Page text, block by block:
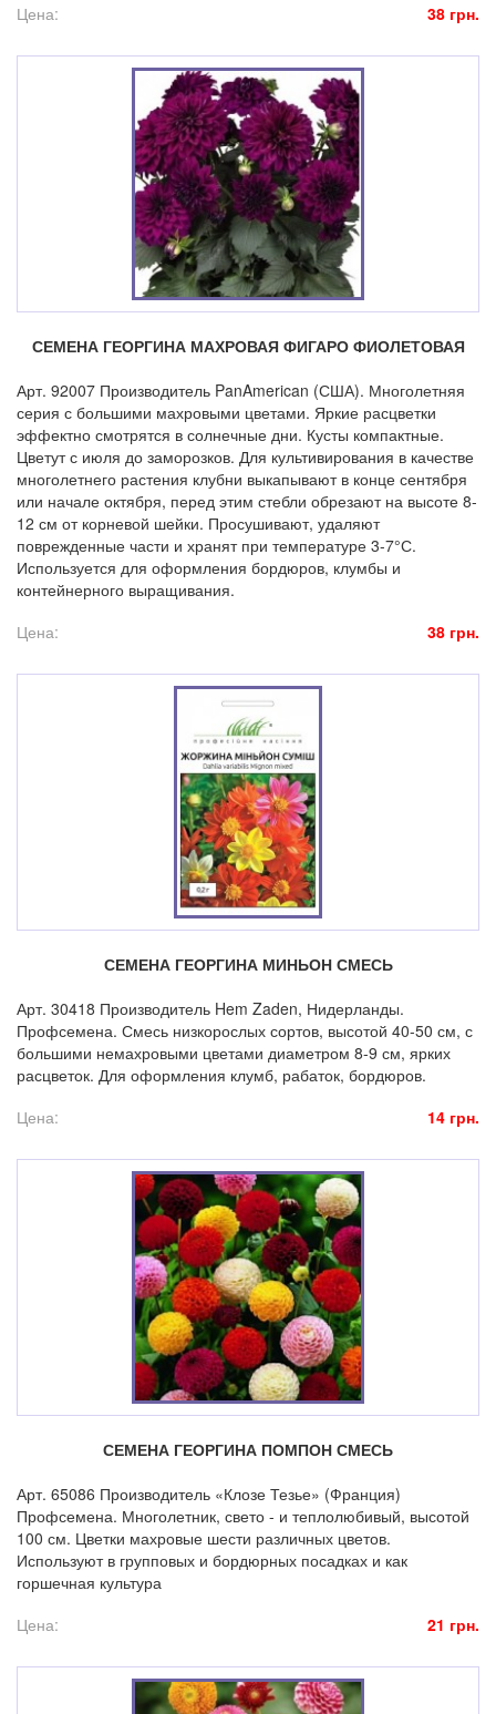
Цена:
38 грн.
СЕМЕНА ГЕОРГИНА МАХРОВАЯ ФИГАРО ФИОЛЕТОВАЯ
Арт. 92007 Производитель PanAmerican (США). Многолетняя
серия с большими махровыми цветами. Яркие расцветки
эффектно смотрятся в солнечные дни. Кусты компактные.
Цветут с июля до заморозков. Для культивирования в качестве
многолетнего растения клубни выкапывают в конце сентября
или начале октября, перед этим стебли обрезают на высоте 8-
12 см от корневой шейки. Просушивают, удаляют
поврежденные части и хранят при температуре 3-7°С.
Используется для оформления бордюров, клумбы и
контейнерного выращивания.
Цена:
38 грн.
СЕМЕНА ГЕОРГИНА МИНЬОН СМЕСЬ
Арт. 30418 Производитель Hem Zaden, Нидерланды.
Профсемена. Смесь низкорослых сортов, высотой 40-50 см, с
большими немахровыми цветами диаметром 8-9 см, ярких
расцветок. Для оформления клумб, рабаток, бордюров.
Цена:
14 грн.
СЕМЕНА ГЕОРГИНА ПОМПОН СМЕСЬ
Арт. 65086 Производитель «Клозе Тезье» (Франция)
Профсемена. Многолетник, свето - и теплолюбивый, высотой
100 см. Цветки махровые шести различных цветов.
Используют в групповых и бордюрных посадках и как
горшечная культура
Цена:
21 грн.